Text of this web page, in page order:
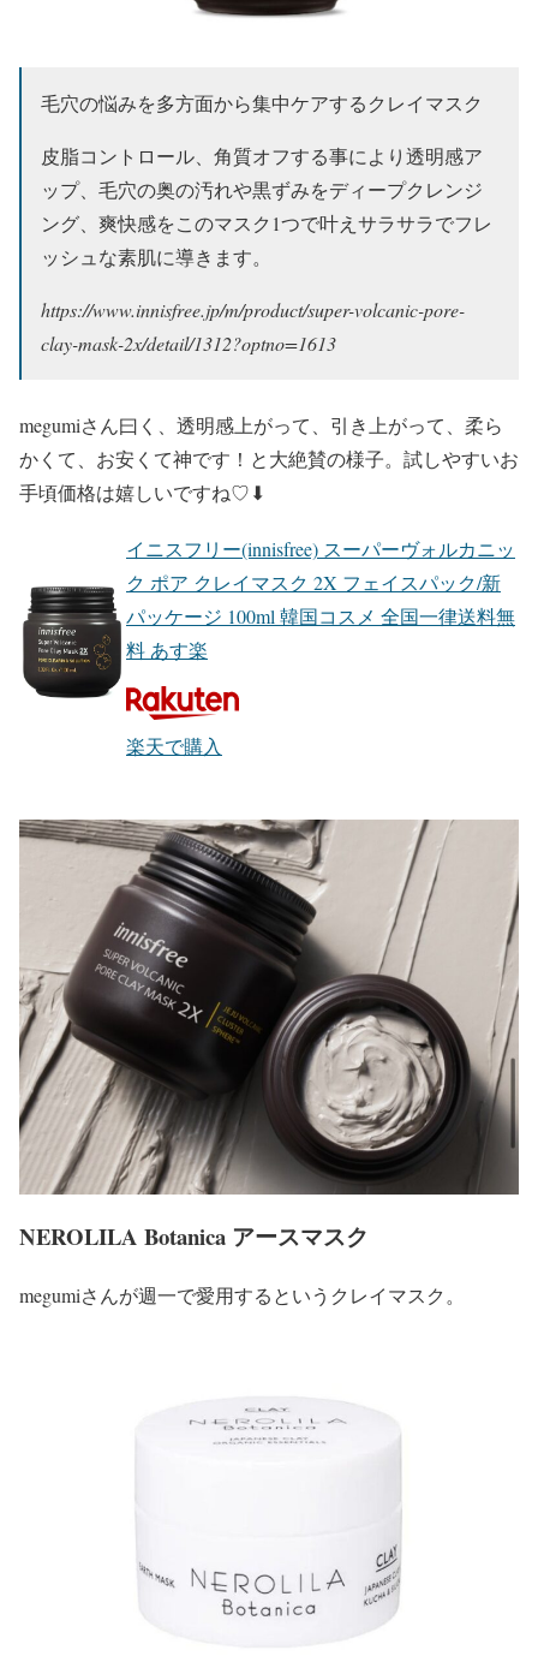
毛穴の悩みを多方面から集中ケアするクレイマスク
皮脂コントロール、角質オフする事により透明感ア
ップ、毛穴の奥の汚れや黒ずみをディープクレンジ
ング、爽快感をこのマスク1つで叶えサラサラでフレ
ッシュな素肌に導きます。
https://www.innisfree.jp/m/product/super-volcanic-pore-
clay-mask-2x/detail/1312?optno=1613
megumiさん曰く、透明感上がって、引き上がって、柔ら
かくて、お安くて神です！と大絶賛の様子。試しやすいお
手頃価格は嬉しいですね♡⬇︎
イニスフリー(innisfree) スーパーヴォルカニッ
ク ポア クレイマスク 2X フェイスパック/新
パッケージ 100ml 韓国コスメ 全国一律送料無
料 あす楽
楽天で購入
NEROLILA Botanica アースマスク
megumiさんが週一で愛用するというクレイマスク。